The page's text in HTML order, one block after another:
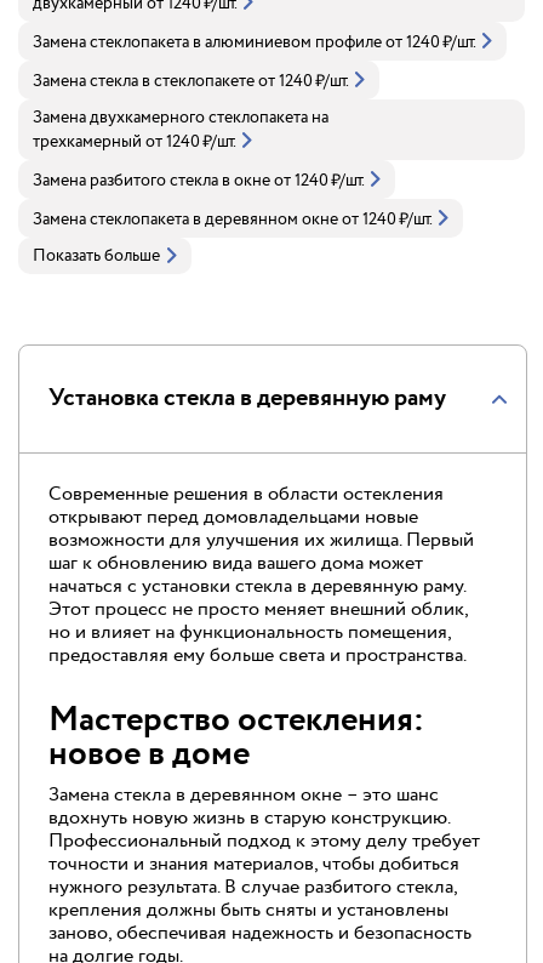
Замена стеклопакета в алюминиевом профилеот1240₽/шт.
Замена стекла в стеклопакетеот1240₽/шт.
Замена двухкамерного стеклопакета на
трехкамерный от1240₽/шт.
Замена разбитого стекла в окнеот1240₽/шт.
Замена стеклопакета в деревянном окнеот1240₽/шт.
Показать больше
Установка стекла в деревянную раму
Современные решения в области остекления
открывают перед домовладельцами новые
возможности для улучшения их жилища. Первый
шаг к обновлению вида вашего дома может
начаться с установки стекла в деревянную раму.
Этот процесс не просто меняет внешний облик,
но и влияет на функциональность помещения,
предоставляя ему больше света и пространства.
Мастерство остекления:
новое в доме
Замена стекла в деревянном окне – это шанс
вдохнуть новую жизнь в старую конструкцию.
Профессиональный подход к этому делу требует
точности и знания материалов, чтобы добиться
нужного результата. В случае разбитого стекла,
крепления должны быть сняты и установлены
заново, обеспечивая надежность и безопасность
на долгие годы.